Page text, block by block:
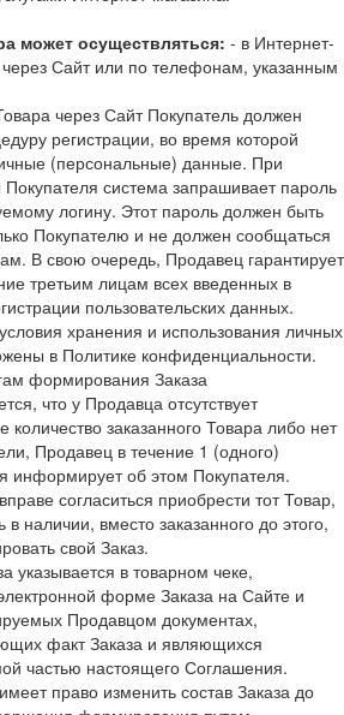
может осуществляться: - в Интернет-
Сайт или по телефонам, указанным
через Сайт Покупатель должен
регистрации, во время которой
(персональные) данные. При
Покупателя система запрашивает пароль
логину. Этот пароль должен быть
Покупателю и не должен сообщаться
В свою очередь, Продавец гарантирует
третьим лицам всех введенных в
пользовательских данных.
хранения и использования личных
в Политике конфиденциальности.
формирования Заказа
что у Продавца отсутствует
количество заказанного Товара либо нет
Продавец в течение 1 (одного)
информирует об этом Покупателя.
согласиться приобрести тот Товар,
в наличии, вместо заказанного до этого,
свой Заказ.
указывается в товарном чеке,
форме Заказа на Сайте и
Продавцом документах,
факт Заказа и являющихся
частью настоящего Соглашения.
право изменить состав Заказа до